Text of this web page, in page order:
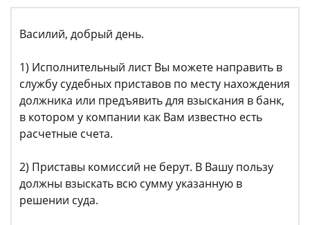
Василий, добрый день.
1) Исполнительный лист Вы можете направить в
службу судебных приставов по месту нахождения
должника или предъявить для взыскания в банк,
в котором у компании как Вам известно есть
расчетные счета.
2) Приставы комиссий не берут. В Вашу пользу
должны взыскать всю сумму указанную в
решении суда.